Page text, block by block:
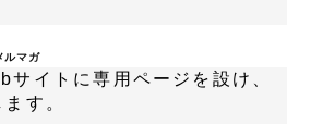
ルマガ
サイトに専用ページを設け、
す。